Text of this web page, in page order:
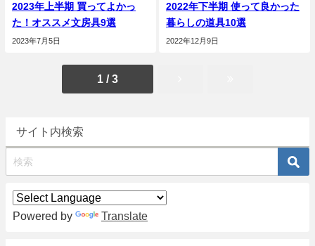
2023年上半期 買ってよかっ
た！オススメ文房具9選
2023年7月5日
2022年下半期 使って良かった
暮らしの道具10選
2022年12月9日
1 / 3
サイト内検索
Powered by Translate